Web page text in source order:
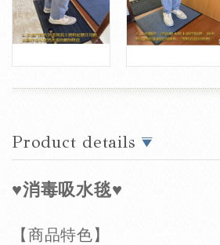
Product details
♥消毒吸水毯♥
【商品特色】